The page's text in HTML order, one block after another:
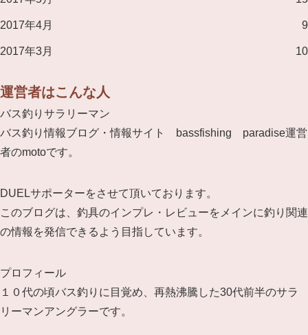
2017年4月 9
2017年3月 10
運営者はこんな人
バス釣りサラリーマン
バス釣り情報ブログ・情報サイト bassfishing paradise運営
者のmotoです。
DUELサポーターをさせて頂いております。
このブログは、釣具のインプレ・レビューをメインに釣り関連
の情報を発信できるよう目指しています。
プロフィール
１０代の頃バス釣りに目覚め、再熱沸騰した30代前半のサラ
リーマンアングラーです。